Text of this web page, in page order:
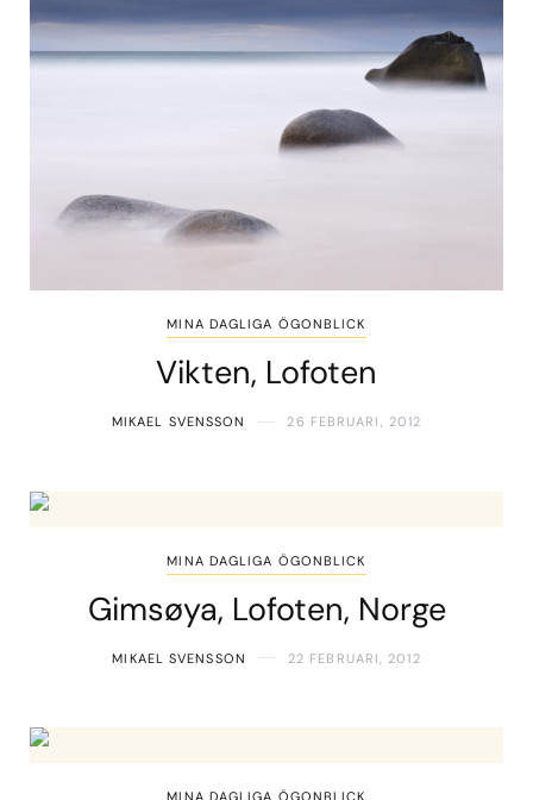
MINA DAGLIGA ÖGONBLICK
Vikten, Lofoten
MIKAEL SVENSSON 26 FEBRUARI, 2012
MINA DAGLIGA ÖGONBLICK
Gimsøya, Lofoten, Norge
MIKAEL SVENSSON 22 FEBRUARI, 2012